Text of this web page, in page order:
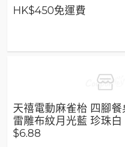
HK$450免運費
天禧電動麻雀枱 四腳
雷雕布紋月光藍 珍珠
$6.88